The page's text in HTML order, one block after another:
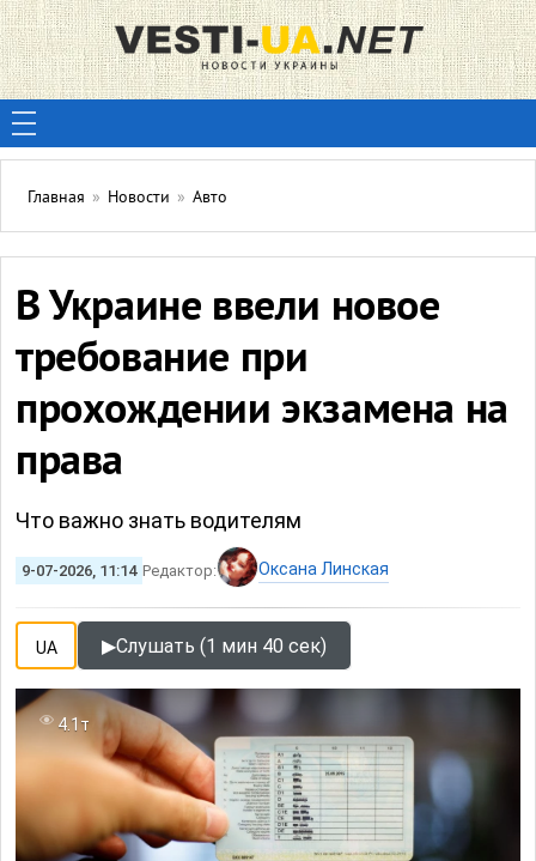
Главная » Новости » Авто
В Украине ввели новое
требование при
прохождении экзамена на
права
Что важно знать водителям
9-07-2026, 11:14 Редактор: Оксана Линская
UA ▶Слушать (1 мин 40 сек)
4.1т